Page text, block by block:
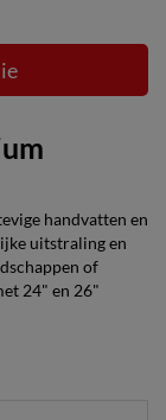
handvatten en
uitstraling en
of
24" en 26"